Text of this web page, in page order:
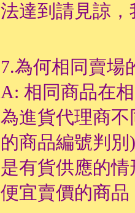
法達到請見諒
7.為何相同賣場
A: 相同商品在
為進貨代理商
的商品編號判
是有貨供應的
便宜賣價的商品